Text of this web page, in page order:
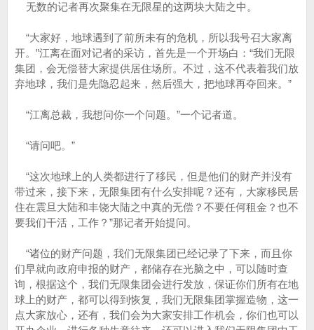
无数的记者再次聚集在无限星的这两块大陆之中。
“大家好，地球遇到了前所未有的危机，所以我号召大家离
开。”江离在面对记者的采访，首先是一个开场白：“我们无限
集团，会无偿替大家提供居住场所。不过，这不代表着我们放
弃地球，我们是先隐忍起来，然后强大，把地球再夺回来。”
“江离总裁，我想问你一个问题。”一个记者道。
“请问吧。”
“这次地球上的人类都进行了移民，但是他们的财产并没有
带过来，接下来，无限集团有什么安排呢？还有，大家移民居
住在震旦大陆和丰饶大陆之中真的无偿？不要任何租金？也不
要我们干活，工作？”那记者开始提问。
“诸位的财产问题，我们无限集团已经记录了下来，而且你
们早就向政府申报的财产，都储存在光脑之中，可以随时查
询，根据这个，我们无限集团会进行发放，保证你们所有在地
球上的财产，都可以得到恢复，我们无限集团掌握造物，这一
点大家放心，还有，我们会为大家安排工作机会，你们也可以